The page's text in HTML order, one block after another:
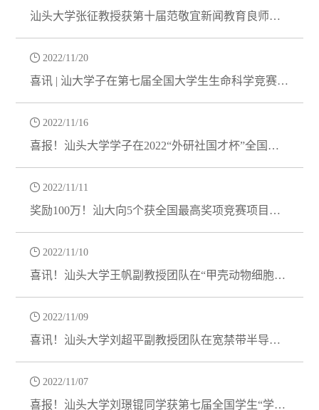
汕头大学张征教授获第十届范敬宜新闻教育良师
 2022/11/20
喜讯 | 汕大学子在第七届全国大学生生命科学竞赛中
 2022/11/16
喜报！汕头大学学子在2022“外研社国才杯”全国英
 2022/11/11
奖励100万！汕大向5个获全国最高奖项竞赛项目发
 2022/11/10
喜讯！汕头大学王帆副教授团队在“甲壳动物细胞免
 2022/11/09
喜讯！汕头大学刘超平副教授团队在宽禁带半导体
 2022/11/07
喜报！汕头大学刘璟锟同学获第七届全国学生“学宪